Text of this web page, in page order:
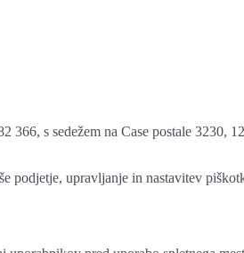
s sedežem na Case postale 3230,
podjetje, upravljanje in nastavitev